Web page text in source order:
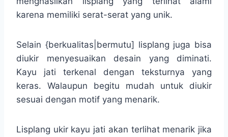
karena memiliki serat-serat yang unik.
Selain {berkualitas|bermutu] lisplang juga bisa
diukir menyesuaikan desain yang diminati.
Kayu jati terkenal dengan teksturnya yang
keras. Walaupun begitu mudah untuk diukir
sesuai dengan motif yang menarik.
Lisplang ukir kayu jati akan terlihat menarik jika